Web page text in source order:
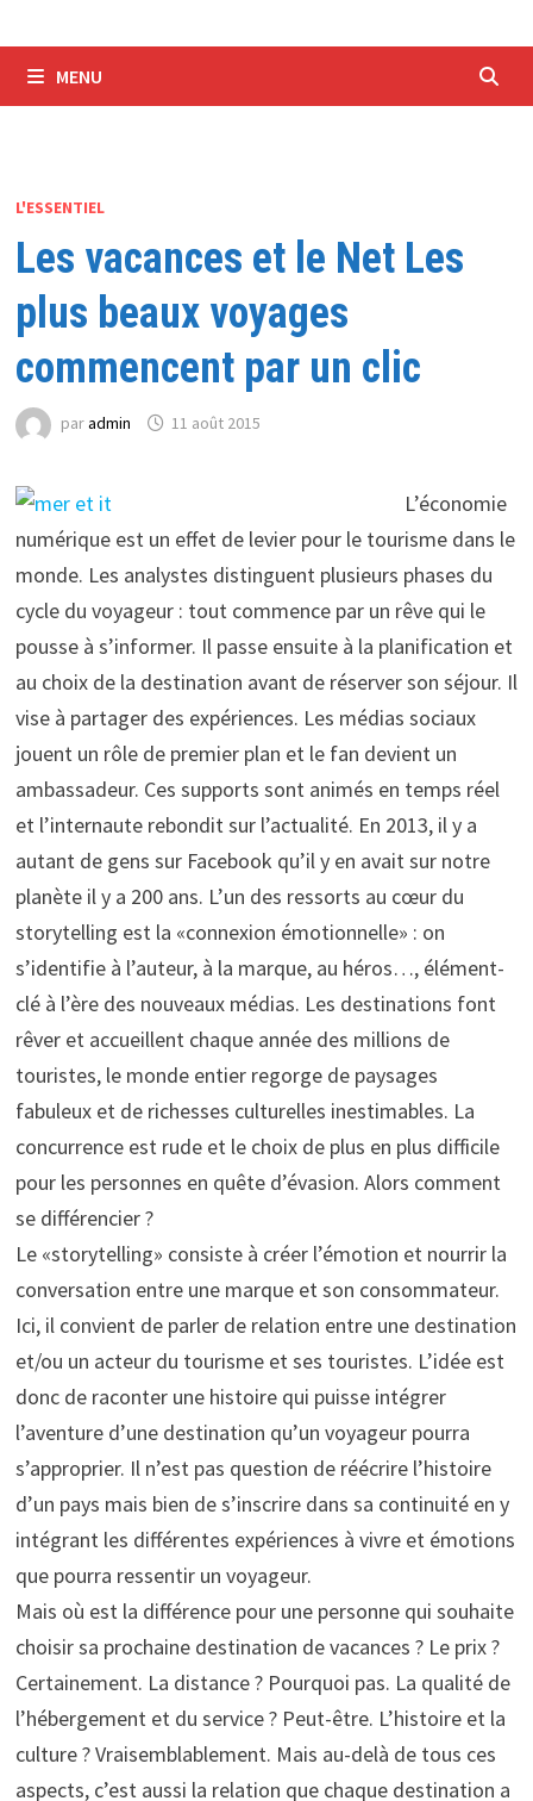
MENU
L'ESSENTIEL
Les vacances et le Net Les
plus beaux voyages
commencent par un clic
paradmin 11 août 2015
L’économie
numérique est un effet de levier pour le tourisme dans le
monde. Les analystes distinguent plusieurs phases du
cycle du voyageur : tout commence par un rêve qui le
pousse à s’informer. Il passe ensuite à la planification et
au choix de la destination avant de réserver son séjour. Il
vise à partager des expériences. Les médias sociaux
jouent un rôle de premier plan et le fan devient un
ambassadeur. Ces supports sont animés en temps réel
et l’internaute rebondit sur l’actualité. En 2013, il y a
autant de gens sur Facebook qu’il y en avait sur notre
planète il y a 200 ans. L’un des ressorts au cœur du
storytelling est la «connexion émotionnelle» : on
s’identifie à l’auteur, à la marque, au héros…, élément-
clé à l’ère des nouveaux médias. Les destinations font
rêver et accueillent chaque année des millions de
touristes, le monde entier regorge de paysages
fabuleux et de richesses culturelles inestimables. La
concurrence est rude et le choix de plus en plus difficile
pour les personnes en quête d’évasion. Alors comment
se différencier ?
Le «storytelling» consiste à créer l’émotion et nourrir la
conversation entre une marque et son consommateur.
Ici, il convient de parler de relation entre une destination
et/ou un acteur du tourisme et ses touristes. L’idée est
donc de raconter une histoire qui puisse intégrer
l’aventure d’une destination qu’un voyageur pourra
s’approprier. Il n’est pas question de réécrire l’histoire
d’un pays mais bien de s’inscrire dans sa continuité en y
intégrant les différentes expériences à vivre et émotions
que pourra ressentir un voyageur.
Mais où est la différence pour une personne qui souhaite
choisir sa prochaine destination de vacances ? Le prix ?
Certainement. La distance ? Pourquoi pas. La qualité de
l’hébergement et du service ? Peut-être. L’histoire et la
culture ? Vraisemblablement. Mais au-delà de tous ces
aspects, c’est aussi la relation que chaque destination a